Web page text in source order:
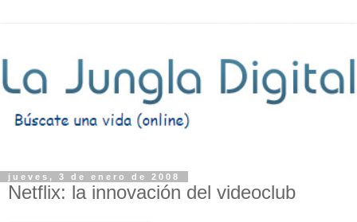
jueves, 3 de enero de 2008
Netflix: la innovación del videoclub